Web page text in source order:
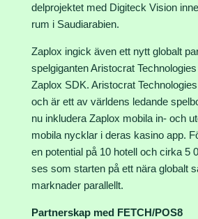
delprojektet med Digiteck Vision
rum i Saudiarabien.
Zaplox ingick även ett nytt globalt
spelgiganten Aristocrat
Zaplox SDK. Aristocrat
och är ett av världens ledande
nu inkludera Zaplox mobila in- och
mobila nycklar i deras kasino app.
en potential på 10 hotell och cirka 5
ses som starten på ett nära globalt
marknader parallellt.
Partnerskap med FETCH/POS8